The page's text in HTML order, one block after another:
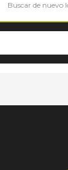
Buscar de nuevo